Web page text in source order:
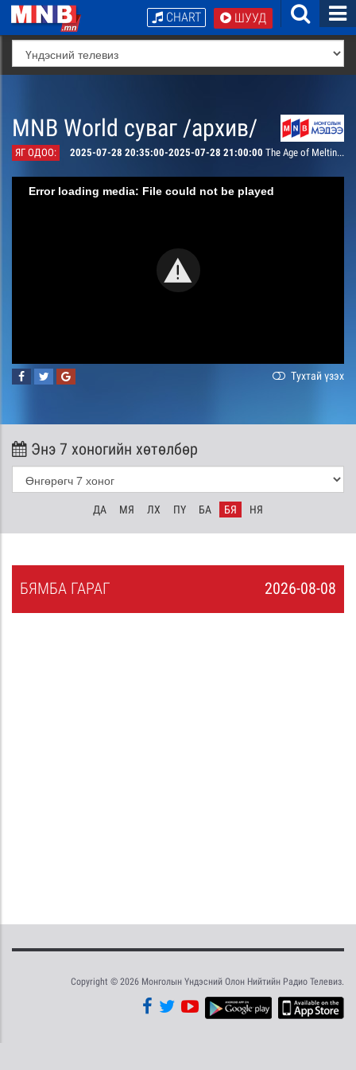
ШУУД
CHART
MNB World суваг /архив/
ЯГ ОДОО: 2025-07-28 20:35:00-2025-07-28 21:00:00 The Age of Melting Glaciers
Error loading media: File could not be played
Тухтай үзэх
Энэ 7 хоногийн хөтөлбөр
ДА МЯ ЛХ ПҮ БА БЯ НЯ
2026-08-08
БЯМБА ГАРАГ
Copyright © 2026 Монголын Үндэсний Олон Нийтийн Радио Телевиз.